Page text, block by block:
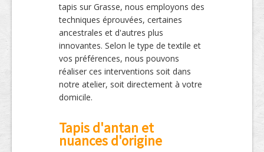
tapis sur Grasse, nous employons des
techniques éprouvées, certaines
ancestrales et d'autres plus
innovantes. Selon le type de textile et
vos préférences, nous pouvons
réaliser ces interventions soit dans
notre atelier, soit directement à votre
domicile.
Tapis d'antan et
nuances d'origine